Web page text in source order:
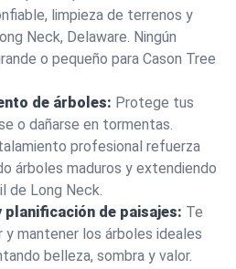
limpieza de terrenos y
Neck, Delaware. Ningún
o pequeño para Cason Tree
de árboles: Protege tus
o dañarse en tormentas.
profesional refuerza
árboles maduros y extendiendo
de Long Neck.
de paisajes: Te
y mantener los árboles ideales
belleza, sombra y valor.